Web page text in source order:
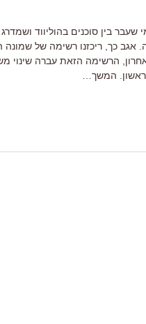
שעבר בין סוכנים בהוליווד
כך, ריכזנו רשימה של שמונה
הרשימה הזאת עברה שינוי